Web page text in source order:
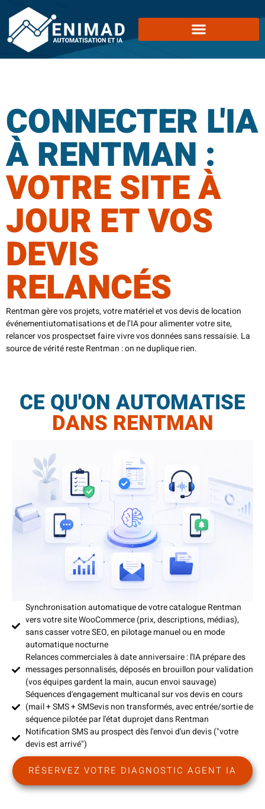
CONNECTER L'IA
À RENTMAN :
VOTRE SITE À
JOUR ET VOS
DEVIS
RELANCÉS
Rentman gère vos projets, votre matériel et vos devis de location
événementiutomatisations et de l’IA pour alimenter votre site,
relancer vos prospectset faire vivre vos données sans ressaisie. La
source de vérité reste Rentman : on ne duplique rien.
CE QU'ON AUTOMATISE
DANS RENTMAN
Synchronisation automatique de votre catalogue Rentman
vers votre site WooCommerce (prix, descriptions, médias),
sans casser votre SEO, en pilotage manuel ou en mode
automatique nocturne
Relances commerciales à date anniversaire : l'IA prépare des
messages personnalisés, déposés en brouillon pour validation
(vos équipes gardent la main, aucun envoi sauvage)
Séquences d'engagement multicanal sur vos devis en cours
(mail + SMS + SMSevis non transformés, avec entrée/sortie de
séquence pilotée par l'état duprojet dans Rentman
Notification SMS au prospect dès l'envoi d'un devis ("votre
devis est arrivé")
RÉSERVEZ VOTRE DIAGNOSTIC AGENT IA